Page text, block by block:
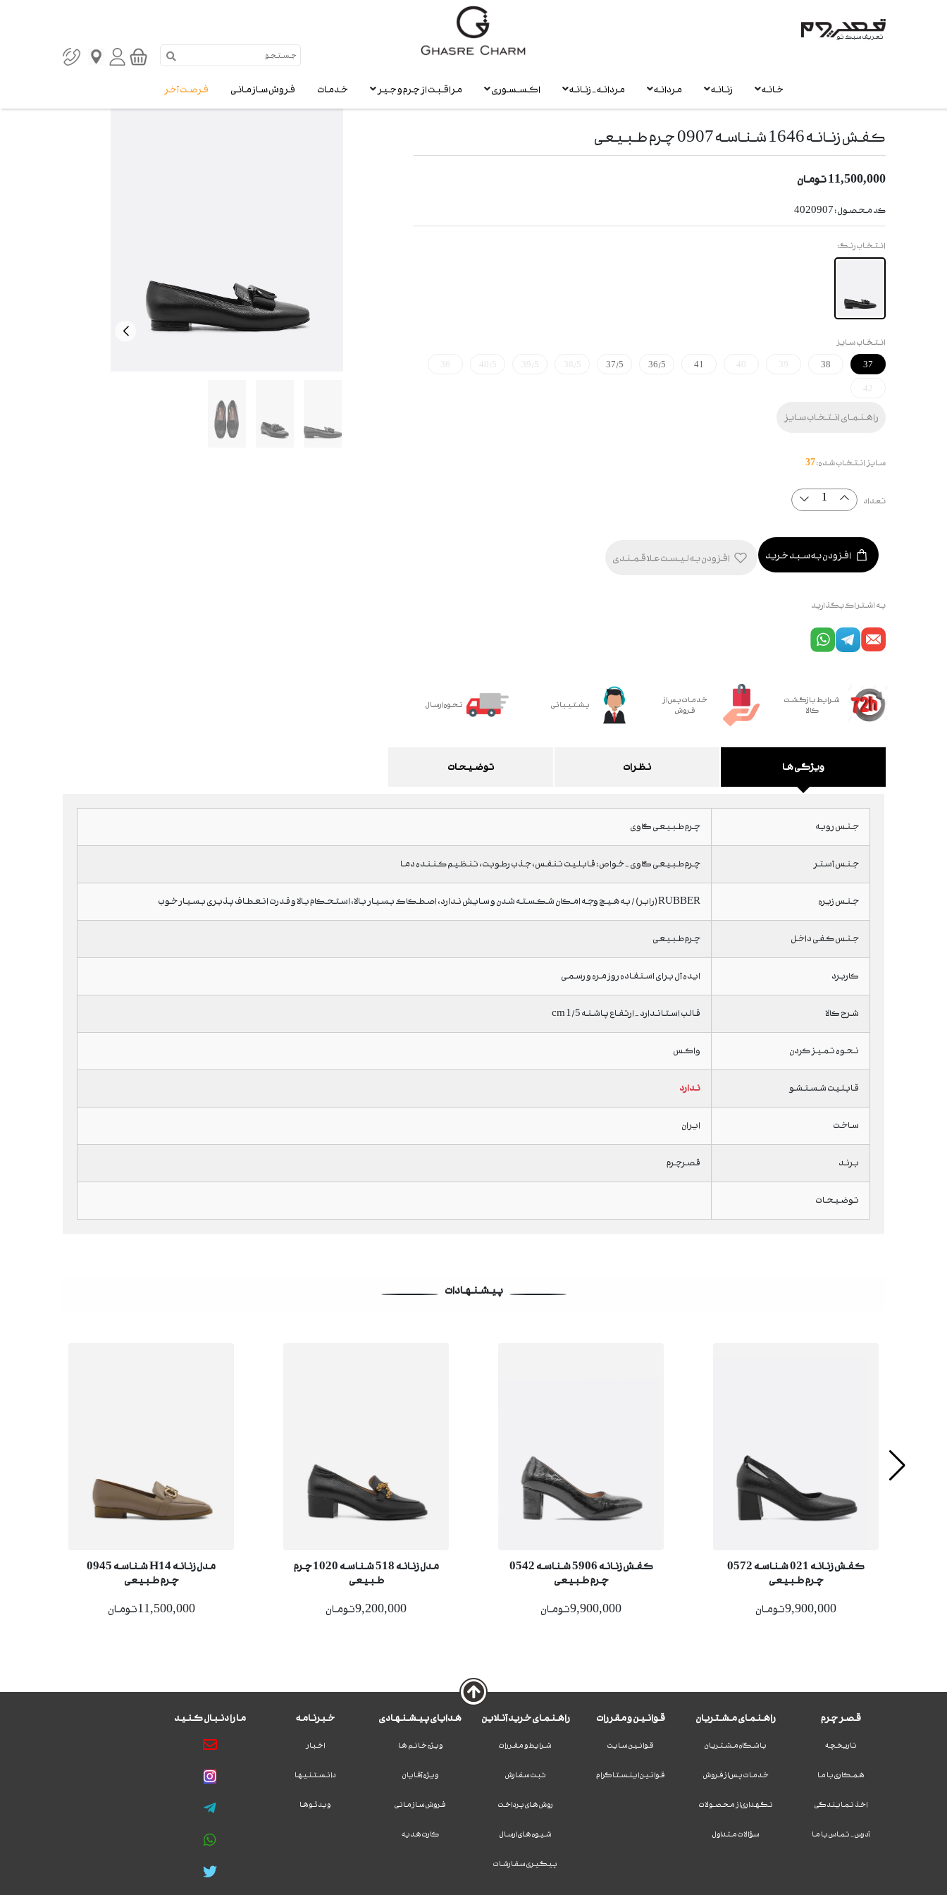
تعریف سبک تو
خانه زنانه مردانه مردانه - زنانه اکسسوری مراقبت از چرم و جیر خدمات فروش سازمانی فرصت آخر
کفش زنانه 1646 شناسه 0907 چرم طبیعی
11,500,000تومان
کد محصول :4020907
انتخاب رنگ:
انتخاب سایز
37
38
39
40
41
36/5
37/5
38/5
39/5
40/5
36
42
راهنمای انتخاب سایز
سایز انتخاب شده:37
تعداد
افزودن به سبد خرید افزودن به لیست علاقمندی
به اشتراک بگذارید
شرایط بازگشت
کالا
خدمات پس از
فروش
پشتیبانی نحوه ارسال
ویژگی ها نظرات توضیحات
جنس رویه چرم طبیعی گاوی
جنس آستر چرم طبیعی گاوی - خواص : قابلیت تنفس، جذب رطوبت، تنظیم کننده دما
جنس زیره RUBBER (رابر) / به هیچ وجه امکان شکسته شدن و سایش ندارد، اصطکاک بسیار بالا، استحکام بالا و قدرت انعطاف پذیری بسیار خوب
جنس کفی داخل چرم طبیعی
کاربرد ایده آل برای استفاده روزمره و رسمی
شرح کالا قالب استاندارد - ارتفاع پاشنه 1/5 cm
نحوه تمیز کردن واکس
قابلیت شستشو ندارد
ساخت ایران
برند قصرچرم
توضیحات
پیشنهادات
کفش زنانه 021 شناسه 0572
چرم طبیعی
9,900,000تومان
کفش زنانه 5906 شناسه 0542
چرم طبیعی
9,900,000تومان
مدل زنانه 518 شناسه 1020 چرم
طبیعی
9,200,000تومان
مدل زنانه H14 شناسه 0945
چرم طبیعی
11,500,000تومان
قصر چرم
تاریخچه
همکاری با ما
اخذ نمایندگی
آدرس - تماس با ما
راهنمای مشتریان
باشگاه مشتریان
خدمات پس از فروش
نگهداری از محصولات
سؤالات متداول
قوانین و مقررات
قوانین سایت
قوانین اینستاگرام
راهنمای خرید آنلاین
شرایط و مقررات
ثبت سفارش
روش های پرداخت
شیوه های ارسال
پیگیری سفارشات
هدایای پیشنهادی
ویژه خانم ها
ویژه آقایان
فروش سازمانی
کارت هدیه
خبرنامه
اخبار
دانستنیها
ویدئوها
ما را دنبال کنید